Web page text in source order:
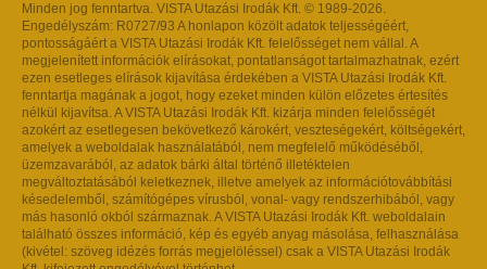
Minden jog fenntartva. VISTA Utazási Irodák Kft. © 1989-2026.
Engedélyszám: R0727/93 A honlapon közölt adatok teljességéért,
pontosságáért a VISTA Utazási Irodák Kft. felelősséget nem vállal. A
megjelenített információk elírásokat, pontatlanságot tartalmazhatnak, ezért
ezen esetleges elírások kijavítása érdekében a VISTA Utazási Irodák Kft.
fenntartja magának a jogot, hogy ezeket minden külön előzetes értesítés
nélkül kijavítsa. A VISTA Utazási Irodák Kft. kizárja minden felelősségét
azokért az esetlegesen bekövetkező károkért, veszteségekért, költségekért,
amelyek a weboldalak használatából, nem megfelelő működéséből,
üzemzavarából, az adatok bárki által történő illetéktelen
megváltoztatásából keletkeznek, illetve amelyek az információtovábbítási
késedelemből, számítógépes vírusból, vonal- vagy rendszerhibából, vagy
más hasonló okból származnak. A VISTA Utazási Irodák Kft. weboldalain
található összes információ, kép és egyéb anyag másolása, felhasználása
(kivétel: szöveg idézés forrás megjelöléssel) csak a VISTA Utazási Irodák